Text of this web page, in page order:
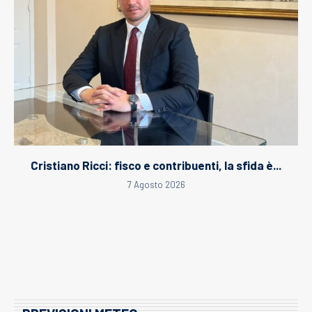
Cristiano Ricci: fisco e contribuenti, la sfida è...
7 Agosto 2026